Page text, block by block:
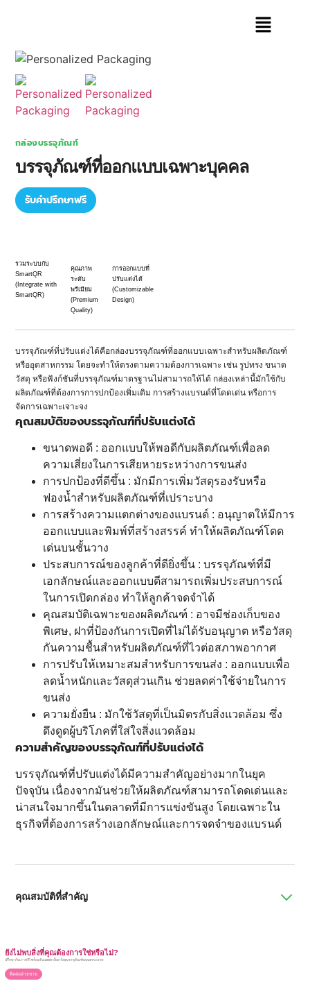
กล่องบรรจุภัณฑ์
บรรจุภัณฑ์ที่ออกแบบเฉพาะบุคคล
รับคำปรึกษาฟรี
รวมระบบกับ
SmartQR
(Integrate with
SmartQR)
คุณภาพ
ระดับ
พรีเมียม
(Premium
Quality)
การออกแบบที่
ปรับแต่งได้
(Customizable
Design)
บรรจุภัณฑ์ที่ปรับแต่งได้คือกล่องบรรจุภัณฑ์ที่ออกแบบเฉพาะสำหรับผลิตภัณฑ์
หรืออุตสาหกรรม โดยจะทำให้ตรงตามความต้องการเฉพาะ เช่น รูปทรง ขนาด
วัสดุ หรือฟังก์ชันที่บรรจุภัณฑ์มาตรฐานไม่สามารถให้ได้ กล่องเหล่านี้มักใช้กับ
ผลิตภัณฑ์ที่ต้องการการปกป้องเพิ่มเติม การสร้างแบรนด์ที่โดดเด่น หรือการ
จัดการเฉพาะเจาะจง
คุณสมบัติของบรรจุภัณฑ์ที่ปรับแต่งได้
ขนาดพอดี : ออกแบบให้พอดีกับผลิตภัณฑ์เพื่อลด
ความเสี่ยงในการเสียหายระหว่างการขนส่ง
การปกป้องที่ดีขึ้น : มักมีการเพิ่มวัสดุรองรับหรือ
ฟองน้ำสำหรับผลิตภัณฑ์ที่เปราะบาง
การสร้างความแตกต่างของแบรนด์ : อนุญาตให้มีการ
ออกแบบและพิมพ์ที่สร้างสรรค์ ทำให้ผลิตภัณฑ์โดด
เด่นบนชั้นวาง
ประสบการณ์ของลูกค้าที่ดียิ่งขึ้น : บรรจุภัณฑ์ที่มี
เอกลักษณ์และออกแบบดีสามารถเพิ่มประสบการณ์
ในการเปิดกล่อง ทำให้ลูกค้าจดจำได้
คุณสมบัติเฉพาะของผลิตภัณฑ์ : อาจมีช่องเก็บของ
พิเศษ, ฝาที่ป้องกันการเปิดที่ไม่ได้รับอนุญาต หรือวัสดุ
กันความชื้นสำหรับผลิตภัณฑ์ที่ไวต่อสภาพอากาศ
การปรับให้เหมาะสมสำหรับการขนส่ง : ออกแบบเพื่อ
ลดน้ำหนักและวัสดุส่วนเกิน ช่วยลดค่าใช้จ่ายในการ
ขนส่ง
ความยั่งยืน : มักใช้วัสดุที่เป็นมิตรกับสิ่งแวดล้อม ซึ่ง
ดึงดูดผู้บริโภคที่ใส่ใจสิ่งแวดล้อม
ความสำคัญของบรรจุภัณฑ์ที่ปรับแต่งได้
บรรจุภัณฑ์ที่ปรับแต่งได้มีความสำคัญอย่างมากในยุค
ปัจจุบัน เนื่องจากมันช่วยให้ผลิตภัณฑ์สามารถโดดเด่นและ
น่าสนใจมากขึ้นในตลาดที่มีการแข่งขันสูง โดยเฉพาะใน
ธุรกิจที่ต้องการสร้างเอกลักษณ์และการจดจำของแบรนด์
คุณสมบัติที่สำคัญ
การเสียหายระหว่างการขนส่ง
การปกป้องที่ดีขึ้น : การใช้วัสดุที่เหมาะสม เช่น ฟองน้ำหรือวัสดุรองรับ
ยังไม่พบสิ่งที่คุณต้องการใช่หรือไม่?
ปรึกษากับเราฟรี! พร้อมรับแคตตาล็อกวัสดุบรรจุภัณฑ์แบบครบวงจร
ติดต่อฝ่ายขาย